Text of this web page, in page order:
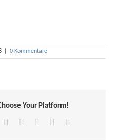
0 Kommentare
Your Platform!
WhatsApp
TumblrPinterest